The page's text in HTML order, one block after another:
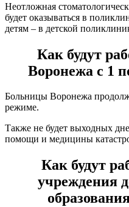
Неотложная
будет оказываться в
детям – в детской
Как будут
Воронежа с 1
Больницы Воронежа
режиме.
Также не будет выходных
помощи и медицины
Как будут
учреждения